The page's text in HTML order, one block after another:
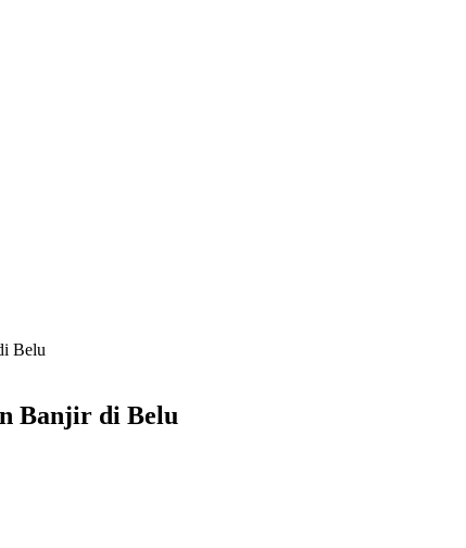
Belu
Banjir di Belu